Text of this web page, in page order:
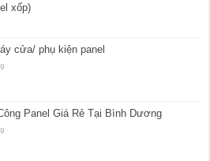
xốp)
cửa/ phụ kiện panel
Panel Giá Rẻ Tại Bình Dương